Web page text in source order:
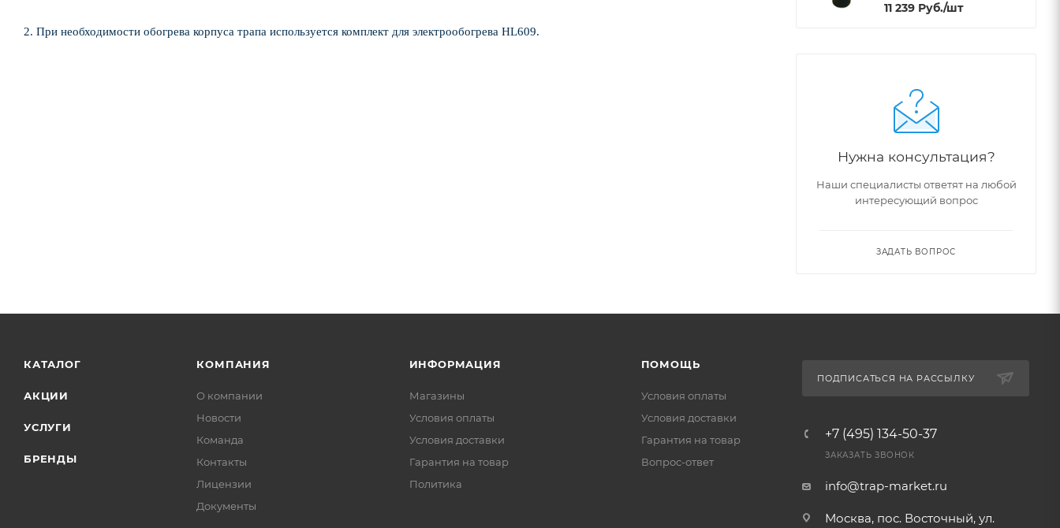
2. При необходимости обогрева корпуса трапа используется комплект для электрообогрева HL609.
11 239 Руб./шт
Нужна консультация?
Наши специалисты ответят на любой
интересующий вопрос
ЗАДАТЬ ВОПРОС
КАТАЛОГ
АКЦИИ
УСЛУГИ
БРЕНДЫ
КОМПАНИЯ
О компании
Новости
Команда
Контакты
Лицензии
Документы
ИНФОРМАЦИЯ
Магазины
Условия оплаты
Условия доставки
Гарантия на товар
Политика
ПОМОЩЬ
Условия оплаты
Условия доставки
Гарантия на товар
Вопрос-ответ
ПОДПИСАТЬСЯ НА РАССЫЛКУ
+7 (495) 134-50-37
ЗАКАЗАТЬ ЗВОНОК
info@trap-market.ru
Москва, пос. Восточный, ул.